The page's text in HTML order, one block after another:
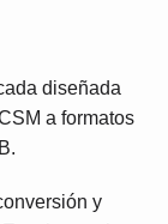
diseñada
a formatos
y